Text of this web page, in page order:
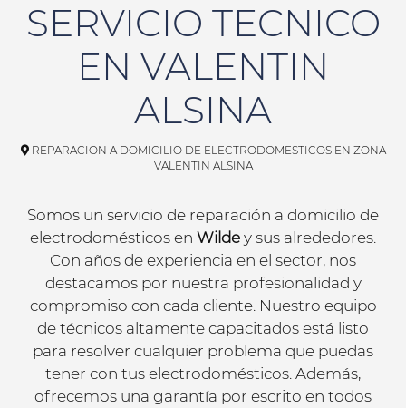
SERVICIO TECNICO
EN VALENTIN
ALSINA
REPARACION A DOMICILIO DE ELECTRODOMESTICOS EN ZONA
VALENTIN ALSINA
Somos un servicio de reparación a domicilio de
electrodomésticos en Wilde y sus alrededores.
Con años de experiencia en el sector, nos
destacamos por nuestra profesionalidad y
compromiso con cada cliente. Nuestro equipo
de técnicos altamente capacitados está listo
para resolver cualquier problema que puedas
tener con tus electrodomésticos. Además,
ofrecemos una garantía por escrito en todos